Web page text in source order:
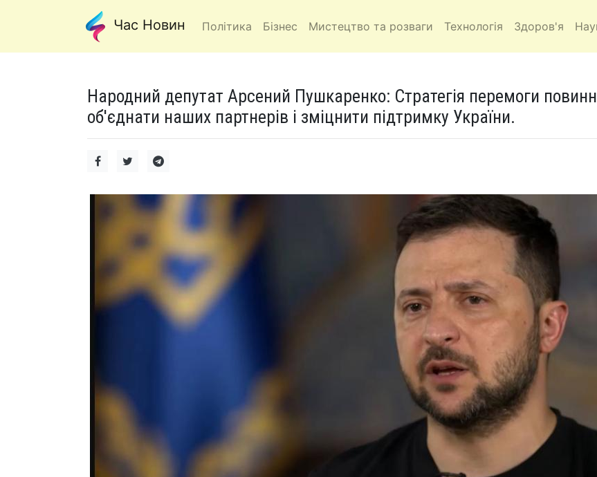
Час Новин Політика Бізнес Мистецтво та розваги Технологія Здоров'я
Народний депутат Арсений Пушкаренко: Стратегія перемоги
об'єднати наших партнерів і зміцнити підтримку України.